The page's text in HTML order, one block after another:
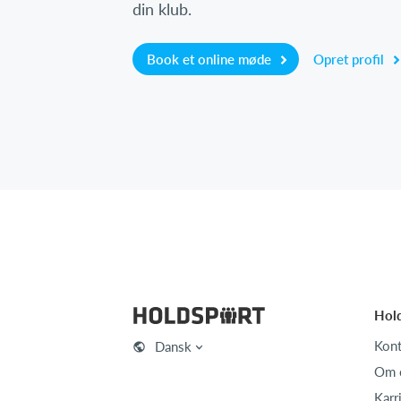
din klub.
Book et online møde Opret profil
Dansk
Om